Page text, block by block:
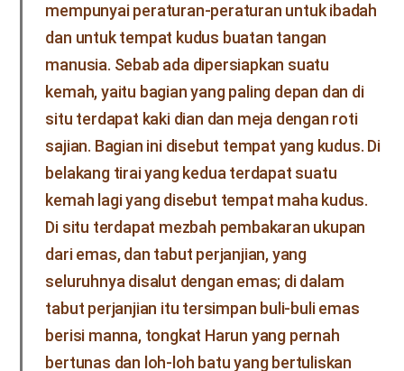
mempunyai peraturan-peraturan untuk ibadah
dan untuk tempat kudus buatan tangan
manusia. Sebab ada dipersiapkan suatu
kemah, yaitu bagian yang paling depan dan di
situ terdapat kaki dian dan meja dengan roti
sajian. Bagian ini disebut tempat yang kudus. Di
belakang tirai yang kedua terdapat suatu
kemah lagi yang disebut tempat maha kudus.
Di situ terdapat mezbah pembakaran ukupan
dari emas, dan tabut perjanjian, yang
seluruhnya disalut dengan emas; di dalam
tabut perjanjian itu tersimpan buli-buli emas
berisi manna, tongkat Harun yang pernah
bertunas dan loh-loh batu yang bertuliskan